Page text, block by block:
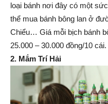
loại bánh nơi đây có một
thể mua bánh bông lan ở
Chiểu… Giá mỗi bịch bánh
25.000 – 30.000 đồng/10 cái.
2. Mắm Trí Hải